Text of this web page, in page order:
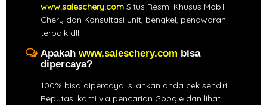
www.saleschery.com Situs Resmi Khusus Mobil
Chery dan Konsultasi unit, bengkel, penawaran
terbaik dll.
Apakah www.saleschery.com bisa
dipercaya?
100% bisa dipercaya, silahkan anda cek sendiri
Reputasi kami via pencarian Google dan lihat